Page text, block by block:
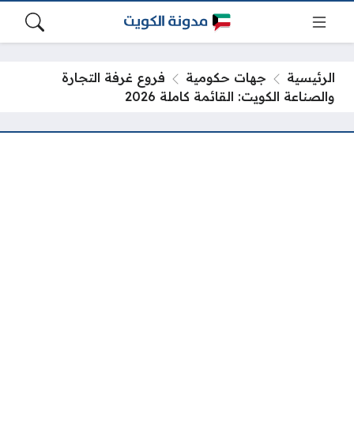
الرئيسية جهات حكومية
فروع غرفة التجارة
والصناعة الكويت: القائمة كاملة 2026